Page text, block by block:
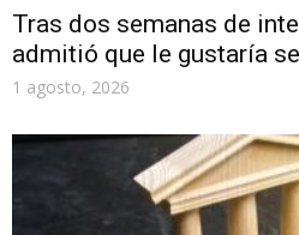
Tras dos semanas de
admitió que le gustaría
1 agosto, 2026